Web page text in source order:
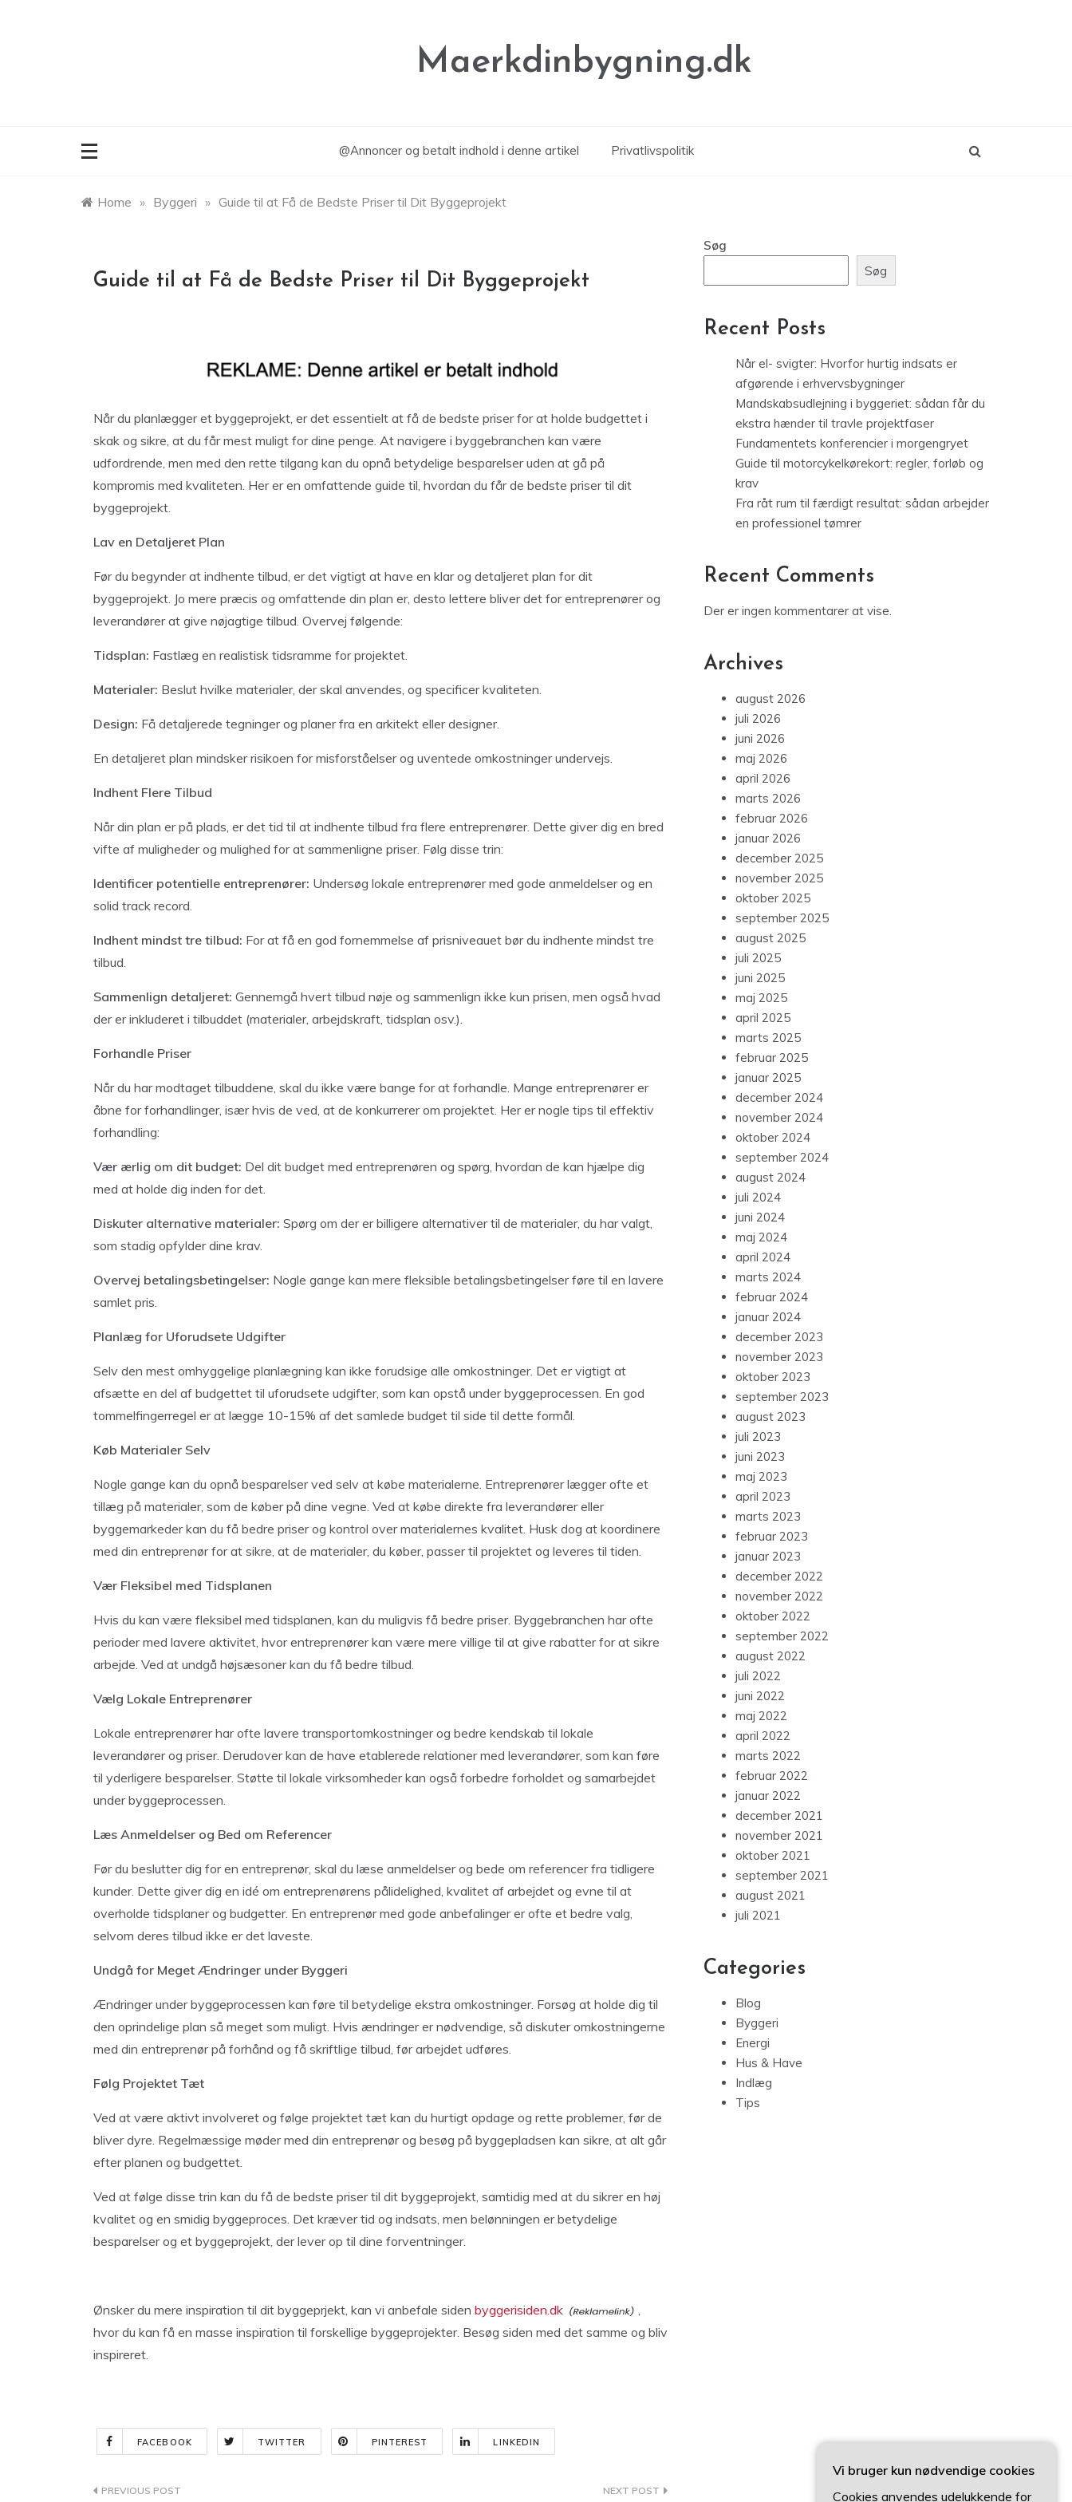
Maerkdinbygning.dk
@Annoncer og betalt indhold i denne artikel Privatlivspolitik
Home » Byggeri » Guide til at Få de Bedste Priser til Dit Byggeprojekt
Guide til at Få de Bedste Priser til Dit Byggeprojekt
Når du planlægger et byggeprojekt, er det essentielt at få de bedste priser for at holde budgettet i
skak og sikre, at du får mest muligt for dine penge. At navigere i byggebranchen kan være
udfordrende, men med den rette tilgang kan du opnå betydelige besparelser uden at gå på
kompromis med kvaliteten. Her er en omfattende guide til, hvordan du får de bedste priser til dit
byggeprojekt.
Lav en Detaljeret Plan
Før du begynder at indhente tilbud, er det vigtigt at have en klar og detaljeret plan for dit
byggeprojekt. Jo mere præcis og omfattende din plan er, desto lettere bliver det for entreprenører og
leverandører at give nøjagtige tilbud. Overvej følgende:
Tidsplan: Fastlæg en realistisk tidsramme for projektet.
Materialer: Beslut hvilke materialer, der skal anvendes, og specificer kvaliteten.
Design: Få detaljerede tegninger og planer fra en arkitekt eller designer.
En detaljeret plan mindsker risikoen for misforståelser og uventede omkostninger undervejs.
Indhent Flere Tilbud
Når din plan er på plads, er det tid til at indhente tilbud fra flere entreprenører. Dette giver dig en bred
vifte af muligheder og mulighed for at sammenligne priser. Følg disse trin:
Identificer potentielle entreprenører: Undersøg lokale entreprenører med gode anmeldelser og en
solid track record.
Indhent mindst tre tilbud: For at få en god fornemmelse af prisniveauet bør du indhente mindst tre
tilbud.
Sammenlign detaljeret: Gennemgå hvert tilbud nøje og sammenlign ikke kun prisen, men også hvad
der er inkluderet i tilbuddet (materialer, arbejdskraft, tidsplan osv.).
Forhandle Priser
Når du har modtaget tilbuddene, skal du ikke være bange for at forhandle. Mange entreprenører er
åbne for forhandlinger, især hvis de ved, at de konkurrerer om projektet. Her er nogle tips til effektiv
forhandling:
Vær ærlig om dit budget: Del dit budget med entreprenøren og spørg, hvordan de kan hjælpe dig
med at holde dig inden for det.
Diskuter alternative materialer: Spørg om der er billigere alternativer til de materialer, du har valgt,
som stadig opfylder dine krav.
Overvej betalingsbetingelser: Nogle gange kan mere fleksible betalingsbetingelser føre til en lavere
samlet pris.
Planlæg for Uforudsete Udgifter
Selv den mest omhyggelige planlægning kan ikke forudsige alle omkostninger. Det er vigtigt at
afsætte en del af budgettet til uforudsete udgifter, som kan opstå under byggeprocessen. En god
tommelfingerregel er at lægge 10-15% af det samlede budget til side til dette formål.
Køb Materialer Selv
Nogle gange kan du opnå besparelser ved selv at købe materialerne. Entreprenører lægger ofte et
tillæg på materialer, som de køber på dine vegne. Ved at købe direkte fra leverandører eller
byggemarkeder kan du få bedre priser og kontrol over materialernes kvalitet. Husk dog at koordinere
med din entreprenør for at sikre, at de materialer, du køber, passer til projektet og leveres til tiden.
Vær Fleksibel med Tidsplanen
Hvis du kan være fleksibel med tidsplanen, kan du muligvis få bedre priser. Byggebranchen har ofte
perioder med lavere aktivitet, hvor entreprenører kan være mere villige til at give rabatter for at sikre
arbejde. Ved at undgå højsæsoner kan du få bedre tilbud.
Vælg Lokale Entreprenører
Lokale entreprenører har ofte lavere transportomkostninger og bedre kendskab til lokale
leverandører og priser. Derudover kan de have etablerede relationer med leverandører, som kan føre
til yderligere besparelser. Støtte til lokale virksomheder kan også forbedre forholdet og samarbejdet
under byggeprocessen.
Læs Anmeldelser og Bed om Referencer
Før du beslutter dig for en entreprenør, skal du læse anmeldelser og bede om referencer fra tidligere
kunder. Dette giver dig en idé om entreprenørens pålidelighed, kvalitet af arbejdet og evne til at
overholde tidsplaner og budgetter. En entreprenør med gode anbefalinger er ofte et bedre valg,
selvom deres tilbud ikke er det laveste.
Undgå for Meget Ændringer under Byggeri
Ændringer under byggeprocessen kan føre til betydelige ekstra omkostninger. Forsøg at holde dig til
den oprindelige plan så meget som muligt. Hvis ændringer er nødvendige, så diskuter omkostningerne
med din entreprenør på forhånd og få skriftlige tilbud, før arbejdet udføres.
Følg Projektet Tæt
Ved at være aktivt involveret og følge projektet tæt kan du hurtigt opdage og rette problemer, før de
bliver dyre. Regelmæssige møder med din entreprenør og besøg på byggepladsen kan sikre, at alt går
efter planen og budgettet.
Ved at følge disse trin kan du få de bedste priser til dit byggeprojekt, samtidig med at du sikrer en høj
kvalitet og en smidig byggeproces. Det kræver tid og indsats, men belønningen er betydelige
besparelser og et byggeprojekt, der lever op til dine forventninger.
Ønsker du mere inspiration til dit byggeprjekt, kan vi anbefale siden byggerisiden.dk
,
hvor du kan få en masse inspiration til forskellige byggeprojekter. Besøg siden med det samme og bliv
inspireret.
FACEBOOK TWITTER PINTEREST LINKEDIN
Indlægsnavigation
Søg
Søg
Recent Posts
Når el- svigter: Hvorfor hurtig indsats er
afgørende i erhvervsbygninger
Mandskabsudlejning i byggeriet: sådan får du
ekstra hænder til travle projektfaser
Fundamentets konferencier i morgengryet
Guide til motorcykelkørekort: regler, forløb og
krav
Fra råt rum til færdigt resultat: sådan arbejder
en professionel tømrer
Recent Comments
Der er ingen kommentarer at vise.
Archives
august 2026
juli 2026
juni 2026
maj 2026
april 2026
marts 2026
februar 2026
januar 2026
december 2025
november 2025
oktober 2025
september 2025
august 2025
juli 2025
juni 2025
maj 2025
april 2025
marts 2025
februar 2025
januar 2025
december 2024
november 2024
oktober 2024
september 2024
august 2024
juli 2024
juni 2024
maj 2024
april 2024
marts 2024
februar 2024
januar 2024
december 2023
november 2023
oktober 2023
september 2023
august 2023
juli 2023
juni 2023
maj 2023
april 2023
marts 2023
februar 2023
januar 2023
december 2022
november 2022
oktober 2022
september 2022
august 2022
juli 2022
juni 2022
maj 2022
april 2022
marts 2022
februar 2022
januar 2022
december 2021
november 2021
oktober 2021
september 2021
august 2021
juli 2021
Categories
Blog
Byggeri
Energi
Hus & Have
Indlæg
Tips
Vi bruger kun nødvendige cookies
Cookies anvendes udelukkende for